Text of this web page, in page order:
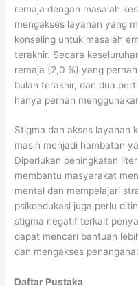
remaja dengan masalah
mengakses layanan yang
konseling untuk masalah
terakhir. Secara
remaja (2,0 %) yang
bulan terakhir, dan dua
hanya pernah
Stigma dan akses layanan
masih menjadi hambatan
Diperlukan peningkatan
membantu masyarakat
mental dan mempelajari
psikoedukasi juga perlu
stigma negatif terkait
dapat mencari bantuan
dan mengakses
Daftar Pustaka